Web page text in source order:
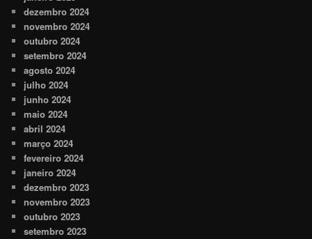
dezembro 2024
novembro 2024
outubro 2024
setembro 2024
agosto 2024
julho 2024
junho 2024
maio 2024
abril 2024
março 2024
fevereiro 2024
janeiro 2024
dezembro 2023
novembro 2023
outubro 2023
setembro 2023